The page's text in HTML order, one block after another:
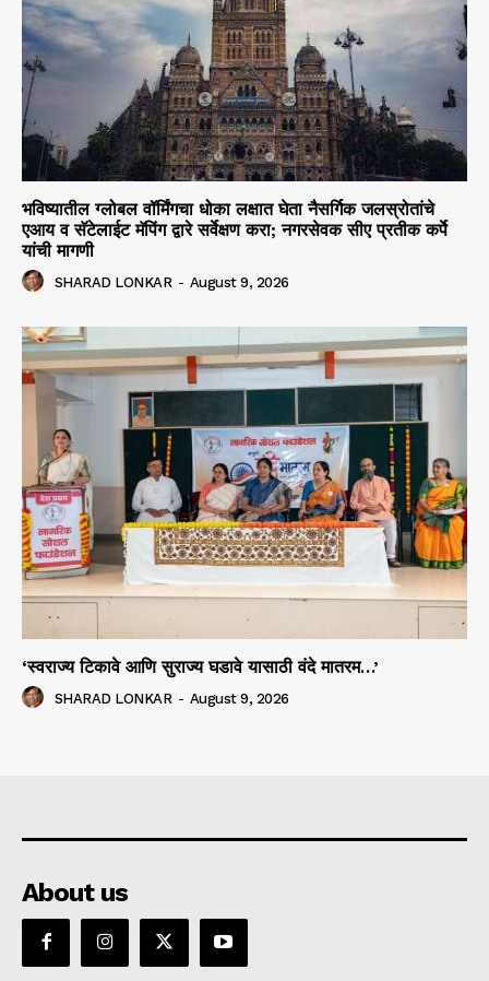
भविष्यातील ग्लोबल वॉर्मिंगचा धोका लक्षात घेता नैसर्गिक जलस्रोतांचे
एआय व सॅटेलाईट मॅपिंग द्वारे सर्वेक्षण करा; नगरसेवक सीए प्रतीक कर्पे
यांची मागणी
SHARAD LONKAR - August 9, 2026
‘स्वराज्य टिकावे आणि सुराज्य घडावे यासाठी वंदे मातरम…’
SHARAD LONKAR - August 9, 2026
About us